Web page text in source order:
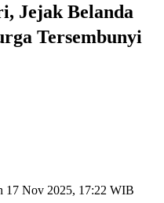
Jejak Belanda
Tersembunyi
17 Nov 2025, 17:22 WIB